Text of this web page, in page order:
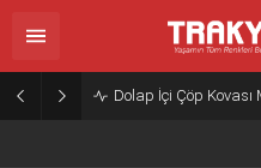
Dolap İçi Çöp